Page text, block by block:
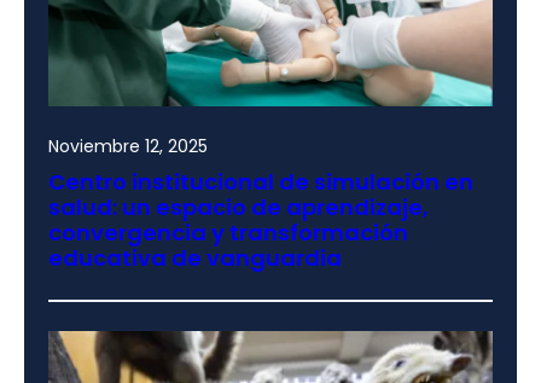
Noviembre 12, 2025
Centro institucional de simulación en
salud: un espacio de aprendizaje,
convergencia y transformación
educativa de vanguardia